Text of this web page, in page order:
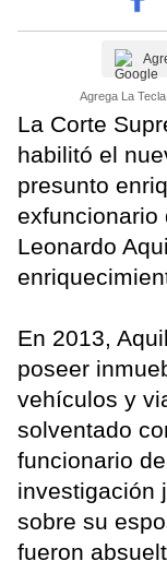
Agrega La
La Corte
habilitó el
presunto
exfuncionario
Leonardo
En 2013,
poseer
vehículos y
solventado
funcionario
investigación
sobre su
fueron